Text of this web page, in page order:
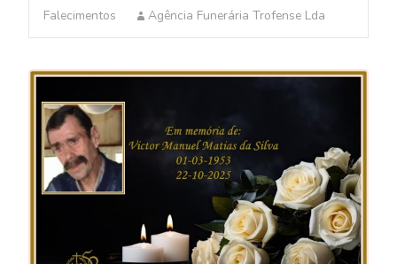
Falecimentos
Agência Funerária Trofense Lda